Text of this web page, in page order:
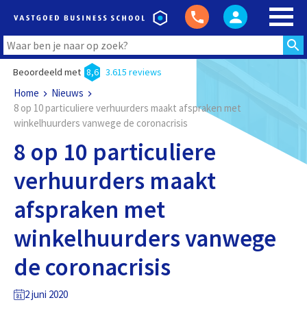
Beoordeeld met 8,6 3.615 reviews
Home
Nieuws
8 op 10 particuliere verhuurders maakt afspraken met
winkelhuurders vanwege de coronacrisis
8 op 10 particuliere
verhuurders maakt
afspraken met
winkelhuurders vanwege
de coronacrisis
2 juni 2020